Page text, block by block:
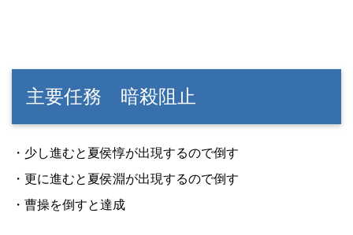
主要任務 暗殺阻止
・少し進むと夏侯惇が出現するので倒す
・更に進むと夏侯淵が出現するので倒す
・曹操を倒すと達成